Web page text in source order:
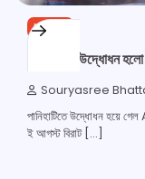
NEWS
পানিহাটিতে উদ্ধোধন
Souryasree
পানিহাটিতে উদ্ধোধন হয়ে
ই আগস্ট বিরাট […]